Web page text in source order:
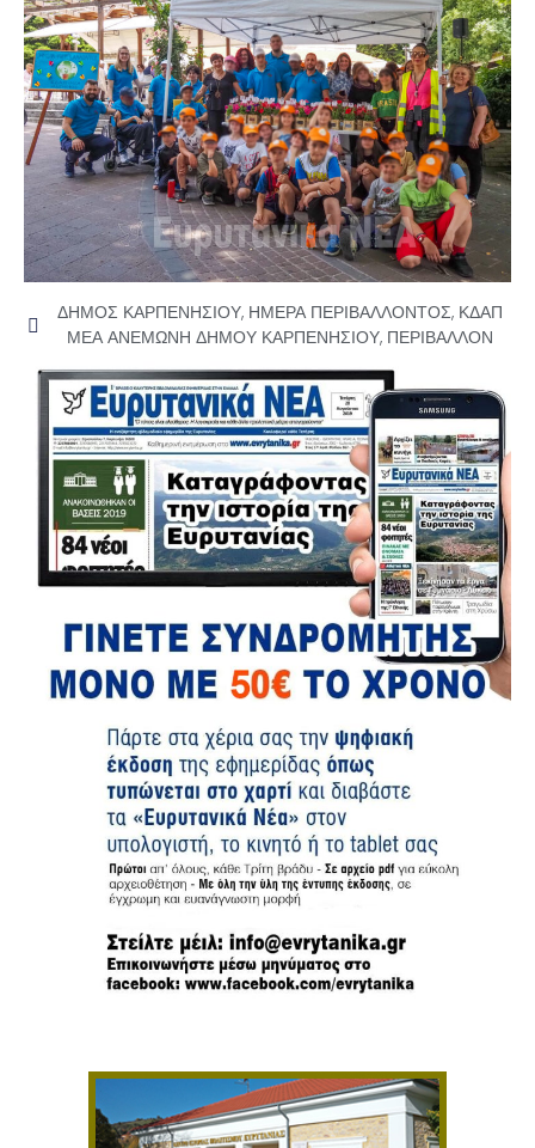
ΔΗΜΟΣ ΚΑΡΠΕΝΗΣΙΟΥ, ΗΜΕΡΑ ΠΕΡΙΒΑΛΛΟΝΤΟΣ, ΚΔΑΠ
ΜΕΑ ΑΝΕΜΩΝΗ ΔΗΜΟΥ ΚΑΡΠΕΝΗΣΙΟΥ, ΠΕΡΙΒΑΛΛΟΝ